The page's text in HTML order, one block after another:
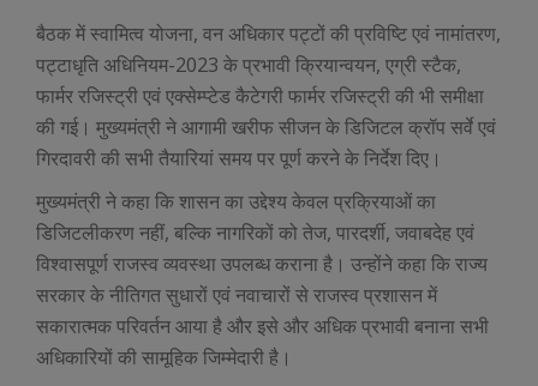
बैठक में स्वामित्व योजना, वन अधिकार पट्टों की प्रविष्टि एवं नामांतरण,
पट्टाधृति अधिनियम-2023 के प्रभावी क्रियान्वयन, एग्री स्टैक,
फार्मर रजिस्ट्री एवं एक्सेम्प्टेड कैटेगरी फार्मर रजिस्ट्री की भी समीक्षा
की गई। मुख्यमंत्री ने आगामी खरीफ सीजन के डिजिटल क्रॉप सर्वे एवं
गिरदावरी की सभी तैयारियां समय पर पूर्ण करने के निर्देश दिए।
मुख्यमंत्री ने कहा कि शासन का उद्देश्य केवल प्रक्रियाओं का
डिजिटलीकरण नहीं, बल्कि नागरिकों को तेज, पारदर्शी, जवाबदेह एवं
विश्वासपूर्ण राजस्व व्यवस्था उपलब्ध कराना है। उन्होंने कहा कि राज्य
सरकार के नीतिगत सुधारों एवं नवाचारों से राजस्व प्रशासन में
सकारात्मक परिवर्तन आया है और इसे और अधिक प्रभावी बनाना सभी
अधिकारियों की सामूहिक जिम्मेदारी है।